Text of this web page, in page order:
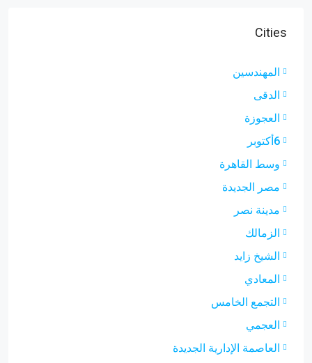
Cities
المهندسين
الدقى
العجوزة
6أكتوبر
وسط القاهرة
مصر الجديدة
مدينة نصر
الزمالك
الشيخ زايد
المعادي
التجمع الخامس
العجمي
العاصمة الإدارية الجديدة